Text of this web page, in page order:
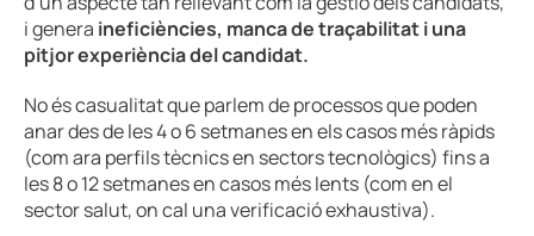
i genera ineficiències, manca de traçabilitat i una
pitjor experiència del candidat.
No és casualitat que parlem de processos que poden
anar des de les 4 o 6 setmanes en els casos més ràpids
(com ara perfils tècnics en sectors tecnològics) fins a
les 8 o 12 setmanes en casos més lents (com en el
sector salut, on cal una verificació exhaustiva).